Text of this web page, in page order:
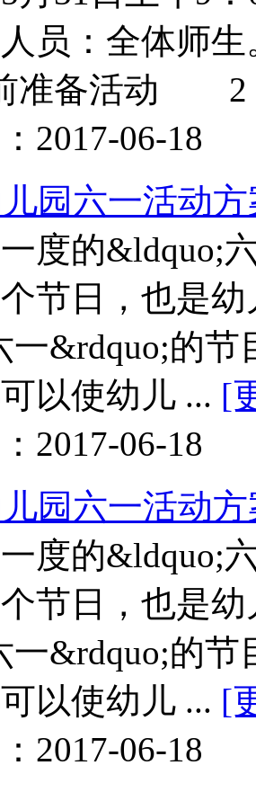
人员：全体
准备活动 2
2017-06-18
园六一活动
的&ldquo;六
节日，也是
一&rdquo;的
以使幼儿 ... [
2017-06-18
园六一活动
的&ldquo;六
节日，也是
一&rdquo;的
以使幼儿 ... [
2017-06-18